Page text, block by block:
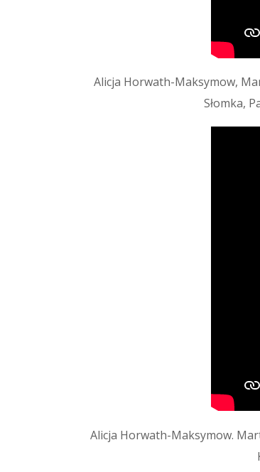
Alicja Horwath-Maksymow,
Słomka,
Alicja Horwath-Maksymow.